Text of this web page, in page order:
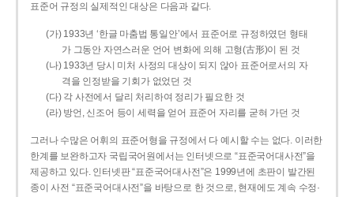
표준어 규정의 실제적인 대상은 다음과 같다.
(가) 1933년 ‘한글 마춤법 통일안’에서 표준어로 규정하였던 형태
가 그동안 자연스러운 언어 변화에 의해 고형(古形)이 된 것
(나) 1933년 당시 미처 사정의 대상이 되지 않아 표준어로서의 자
격을 인정받을 기회가 없었던 것
(다) 각 사전에서 달리 처리하여 정리가 필요한 것
(라) 방언, 신조어 등이 세력을 얻어 표준어 자리를 굳혀 가던 것
그러나 수많은 어휘의 표준어형을 규정에서 다 예시할 수는 없다. 이러한
한계를 보완하고자 국립국어원에서는 인터넷으로 “표준국어대사전”을
제공하고 있다. 인터넷판 “표준국어대사전”은 1999년에 초판이 발간된
종이 사전 “표준국어대사전”을 바탕으로 한 것으로, 현재에도 계속 수정·